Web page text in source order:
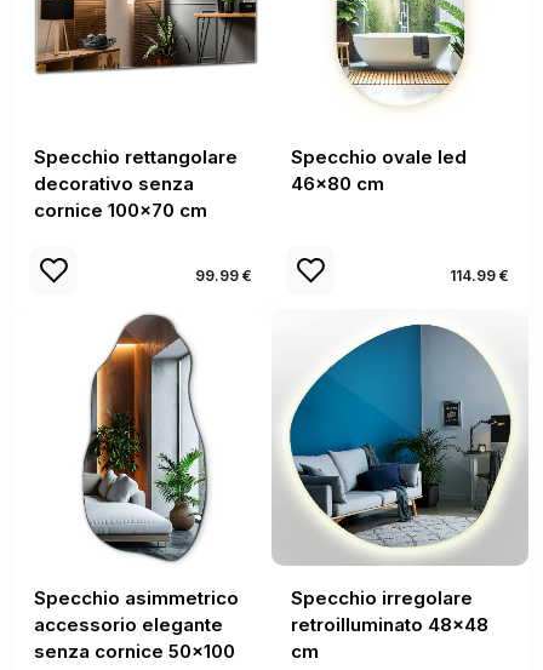
Specchio rettangolare
decorativo senza
cornice 100x70 cm
99.99 €
Specchio ovale led
46x80 cm
114.99 €
Specchio asimmetrico
accessorio elegante
senza cornice 50x100
Specchio irregolare
retroilluminato 48x48
cm